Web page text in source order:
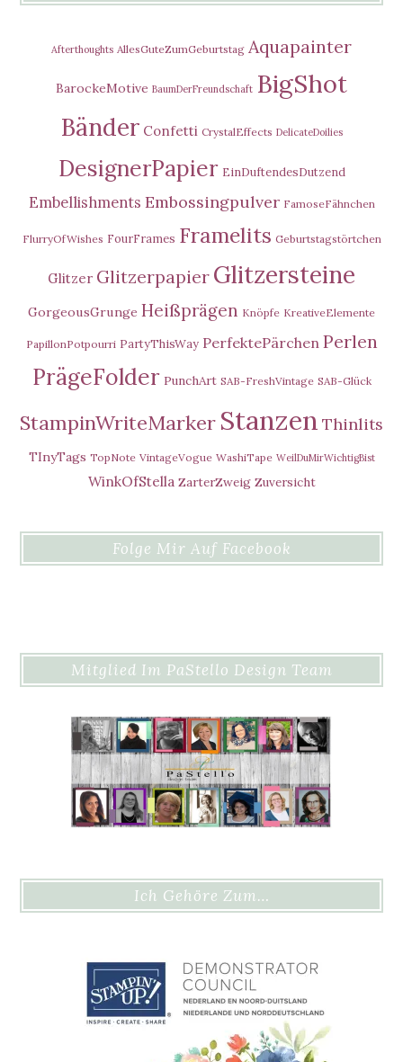
Afterthoughts AllesGuteZumGeburtstag Aquapainter
BarockeMotive BaumDerFreundschaft BigShot
Bänder Confetti CrystalEffects DelicateDoilies
DesignerPapier EinDuftendesDutzend
Embellishments Embossingpulver FamoseFähnchen
FlurryOfWishes FourFrames Framelits Geburtstagstörtchen
Glitzer Glitzerpapier Glitzersteine
GorgeousGrunge Heißprägen Knöpfe KreativeElemente
PapillonPotpourri PartyThisWay PerfektePärchen Perlen
PrägeFolder PunchArt SAB-FreshVintage SAB-Glück
StampinWriteMarker Stanzen Thinlits
TInyTags TopNote VintageVogue WashiTape WeilDuMirWichtigBist
WinkOfStella ZarterZweig Zuversicht
Folge Mir Auf Facebook
Mitglied Im PaStello Design Team
Ich Gehöre Zum…